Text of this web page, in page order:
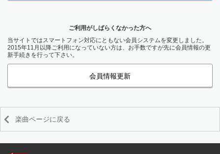
ご利用がしばらくなかった方へ
当サイトではスマートフォン対応にともない会員システムを変更しました。
2015年11月以降ご利用になっていない方は、お手数ですが先に会員情報の更
新手続きを行って下さい。
会員情報更新
楽曲ページに戻る